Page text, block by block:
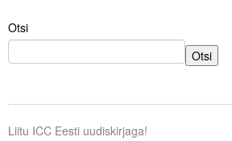
Otsi
Otsi
Liitu ICC Eesti uudiskirjaga!